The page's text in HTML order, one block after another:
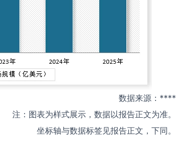
数据来源：****
注：图表为样式展示，数据以报告正文为准。
坐标轴与数据标签见报告正文，下同。